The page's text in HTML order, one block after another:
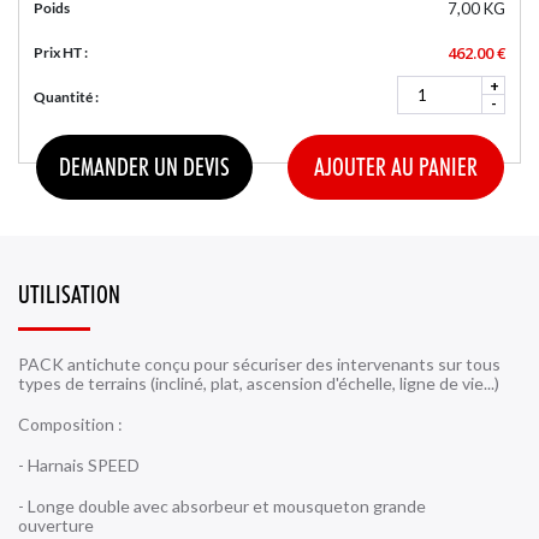
LIGNES DE VIE À RAIL
LIGNES DE VIE VERTICALES
Poids 7,00 KG
Prix HT : 462.00 €
Quantité :
+
-
DEMANDER UN DEVIS AJOUTER AU PANIER
UTILISATION
PACK antichute conçu pour sécuriser des intervenants sur tous
types de terrains (incliné, plat, ascension d'échelle, ligne de vie...)
Composition :
- Harnais SPEED
- Longe double avec absorbeur et mousqueton grande
ouverture